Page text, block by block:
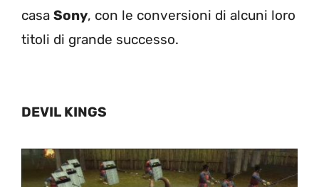
casa Sony, con le conversioni di alcuni loro
titoli di grande successo.
DEVIL KINGS